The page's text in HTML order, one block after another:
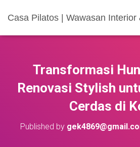
Casa Pilatos | Wawasan Interior
Transformasi
Renovasi Stylish
Cerdas di
Published by